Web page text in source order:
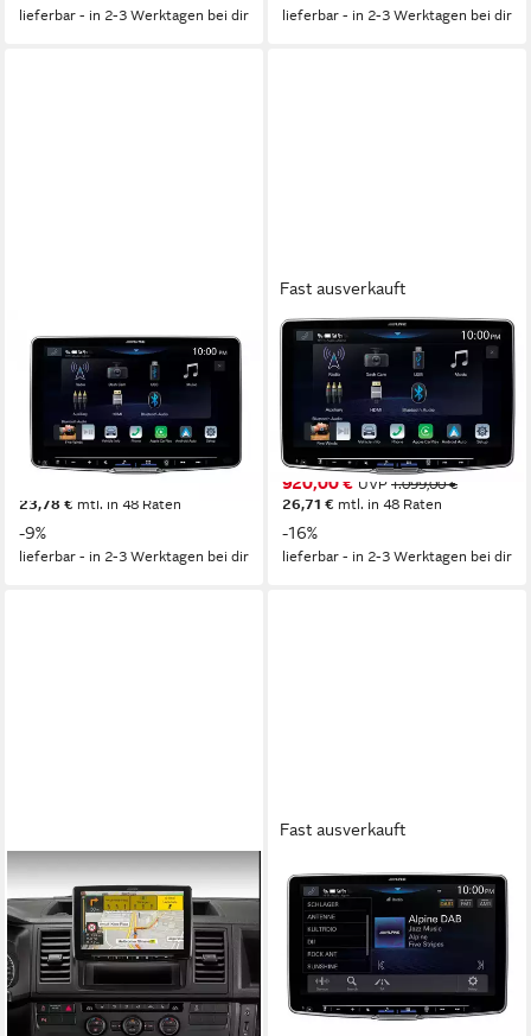
lieferbar - in 2-3 Werktagen bei dir lieferbar - in 2-3 Werktagen bei dir
ALPINE
iLX-F905Dradio DAB+ 1-DIN-
Einbaugehäuse CarPlay
Wireless Android Autoradio
23,78 € mtl. in 48 Raten
-9%
lieferbar - in 2-3 Werktagen bei dir
Fast ausverkauft
ALPINE
ILX-F115D Halo 11 11 Zoll
Media Autoradio mit DAB+
Autoradio
4,11 kg
920,00 € UVP 1.099,00 €
26,71 € mtl. in 48 Raten
-16%
lieferbar - in 2-3 Werktagen bei dir
ALPINE
INE-F904T61 All in One
Navigation mit 9-Zoll Display
für VW T6.1 Autoradio
0,5 kg Gewicht
1.199,00 € UVP1.299,00 €
Fast ausverkauft
ALPINE
iLX-F115DU8S Autoradio mit
schwenkbarem 11 Zoll
Touchscreen Autoradio
2,5 kg Gewicht
1.319,00 € UVP1.459,00 €